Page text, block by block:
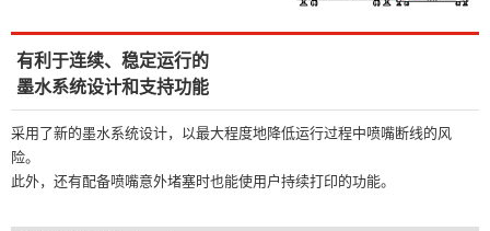
有利于连续、稳定运行的
墨水系统设计和支持功能
采用了新的墨水系统设计，以最大程度地降低运行过程中喷嘴断线的风
险。
此外，还有配备喷嘴意外堵塞时也能使用户持续打印的功能。